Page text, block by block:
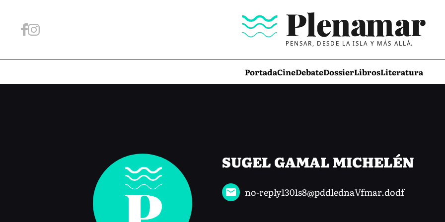
PENSAR, DESDE LA ISLA Y MÁS ALLÁ.
PortadaCineDebateDossierLibrosLiteratura
SUGEL GAMAL MICHELÉN
no-reply1301s8@pddlednaVfmar.dodf